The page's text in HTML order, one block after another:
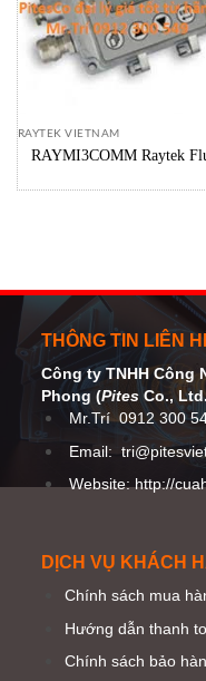
RAYTEK VIETNAM
RAYMI3COMM Raytek
Germany Origin
THÔNG TIN LIÊN
Công ty TNHH Công
Phong (Pites Co.,
Mr.Trí 0912 300
Email:
Website: http://
DỊCH VỤ KHÁCH
Chính sách mua
Hướng dẫn thanh
Chính sách bảo